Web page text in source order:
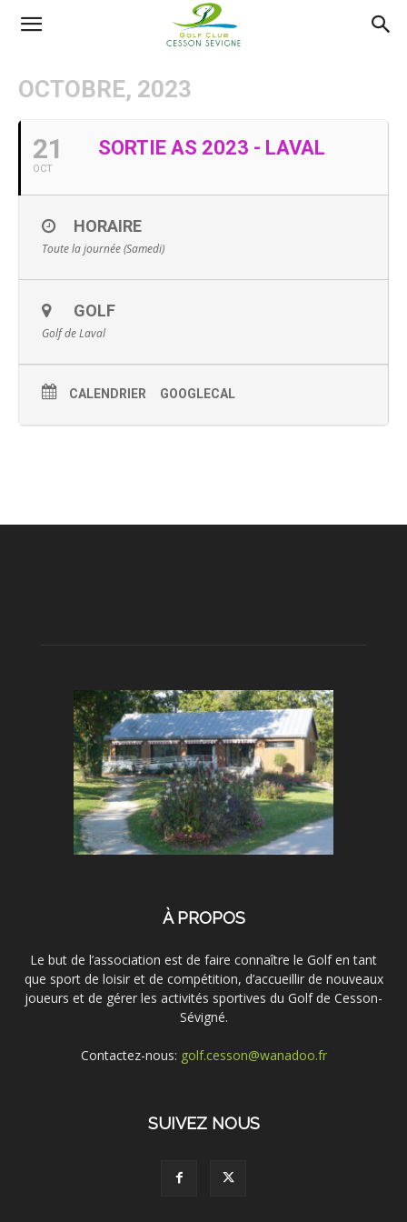
Sevigné
OCTOBRE, 2023
21
OCT
SORTIE AS 2023 - LAVAL
HORAIRE
Toute la journée (Samedi)
GOLF
Golf de Laval
CALENDRIER GOOGLECAL
À PROPOS
Le but de l’association est de faire connaître le Golf en tant
que sport de loisir et de compétition, d’accueillir de nouveaux
joueurs et de gérer les activités sportives du Golf de Cesson-
Sévigné.
Contactez-nous: golf.cesson@wanadoo.fr
SUIVEZ NOUS